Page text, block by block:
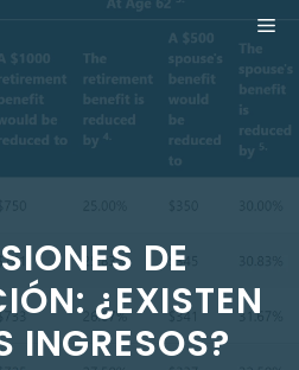
DE
¿EXISTEN
INGRESOS?